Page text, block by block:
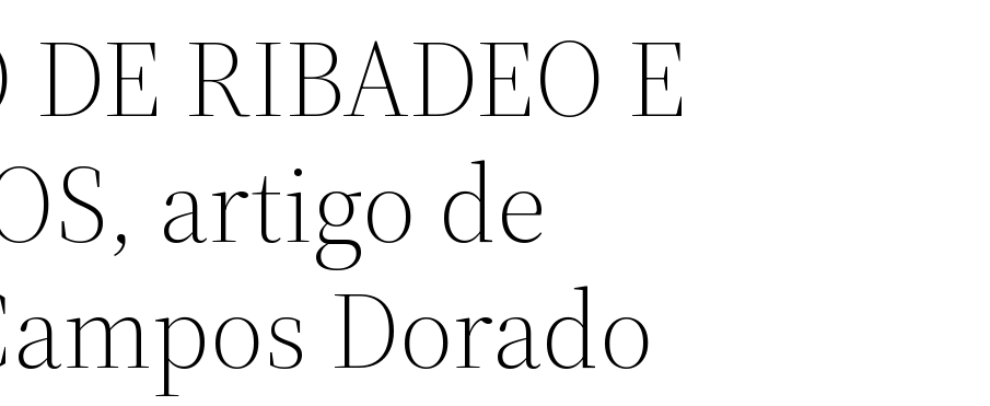
DE RIBADEO E
artigo de
Dorado